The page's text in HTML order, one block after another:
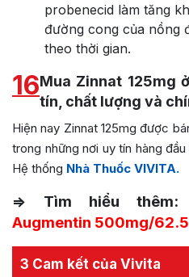
probenecid làm tăng
đường cong của nồng
theo thời gian.
16Mua Zinnat 125mg
tín, chất lượng và
Hiện nay Zinnat 125mg được
trong những nơi uy tín hàng
Hệ thống Nhà Thuốc VIVITA.
=> Tìm hiểu thêm:
Augmentin 500mg/
3 Cam kết của Vivita